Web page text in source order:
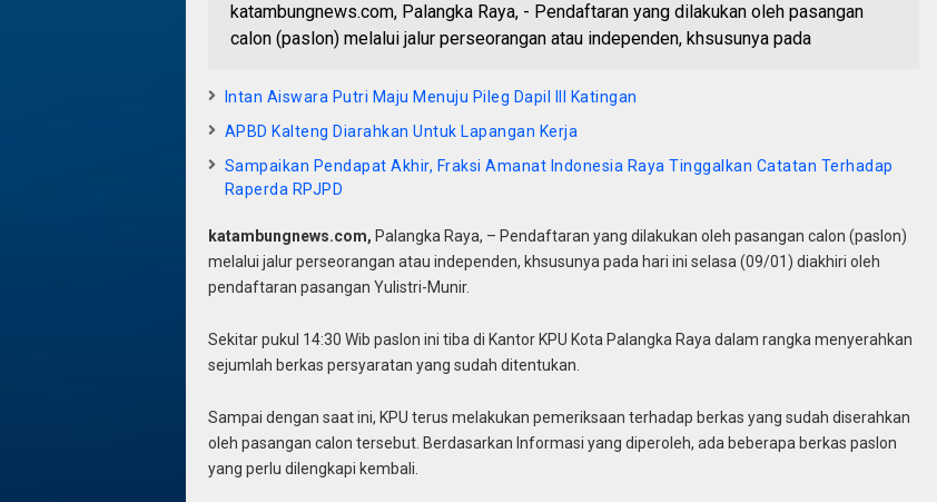
katambungnews.com, Palangka Raya, - Pendaftaran yang dilakukan oleh pasangan
calon (paslon) melalui jalur perseorangan atau independen, khsusunya pada
Intan Aiswara Putri Maju Menuju Pileg Dapil III Katingan
APBD Kalteng Diarahkan Untuk Lapangan Kerja
Sampaikan Pendapat Akhir, Fraksi Amanat Indonesia Raya Tinggalkan Catatan Terhadap
Raperda RPJPD
katambungnews.com, Palangka Raya, – Pendaftaran yang dilakukan oleh pasangan calon (paslon)
melalui jalur perseorangan atau independen, khsusunya pada hari ini selasa (09/01) diakhiri oleh
pendaftaran pasangan Yulistri-Munir.
Sekitar pukul 14:30 Wib paslon ini tiba di Kantor KPU Kota Palangka Raya dalam rangka menyerahkan
sejumlah berkas persyaratan yang sudah ditentukan.
Sampai dengan saat ini, KPU terus melakukan pemeriksaan terhadap berkas yang sudah diserahkan
oleh pasangan calon tersebut. Berdasarkan Informasi yang diperoleh, ada beberapa berkas paslon
yang perlu dilengkapi kembali.